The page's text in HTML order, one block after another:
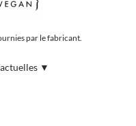
par le fabricant.
▼